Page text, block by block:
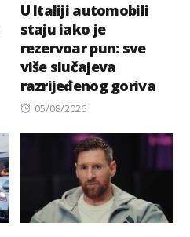
U Italiji automobili
staju iako je
rezervoar pun: sve
više slučajeva
razrijeđenog goriva
Posted
05/08/2026